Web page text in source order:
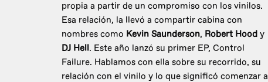
propia a partir de un compromiso con los vinilos.
Esa relación, la llevó a compartir cabina con
nombres como Kevin Saunderson, Robert Hood y
DJ Hell. Este año lanzó su primer EP, Control
Failure. Hablamos con ella sobre su recorrido, su
relación con el vinilo y lo que significó comenzar a